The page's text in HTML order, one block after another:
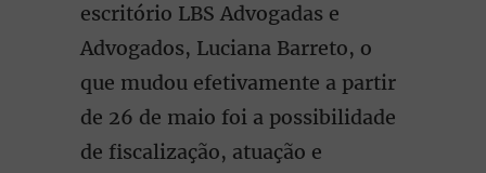
escritório LBS Advogadas e
Advogados, Luciana Barreto, o
que mudou efetivamente a partir
de 26 de maio foi a possibilidade
de fiscalização, atuação e